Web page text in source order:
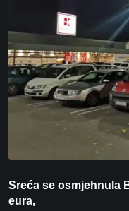
Sreća se osmjehnula
eura,